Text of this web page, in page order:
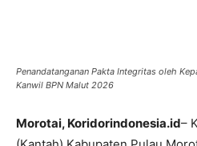
Penandatanganan Pakta Integritas oleh
Kanwil BPN Malut 2026
Morotai, Koridorindonesia.id–